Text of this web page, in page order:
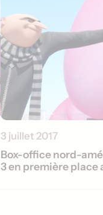
3 juillet 2017
Box-office nord-
3 en première place